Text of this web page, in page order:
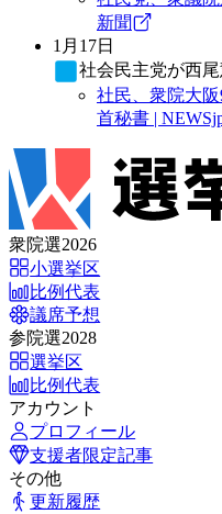
新聞
1月17日
社会民主党が西
社民、衆院大
首秘書 |
衆院選2026
小選挙区
比例代表
議席予想
参院選2028
選挙区
比例代表
アカウント
プロフィール
支援者限定記事
その他
更新履歴